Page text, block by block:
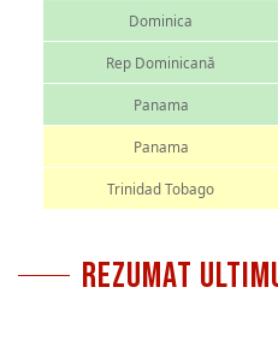
Dominica
Rep Dominicană
Panama
Panama
Trinidad Tobago
REZUMAT